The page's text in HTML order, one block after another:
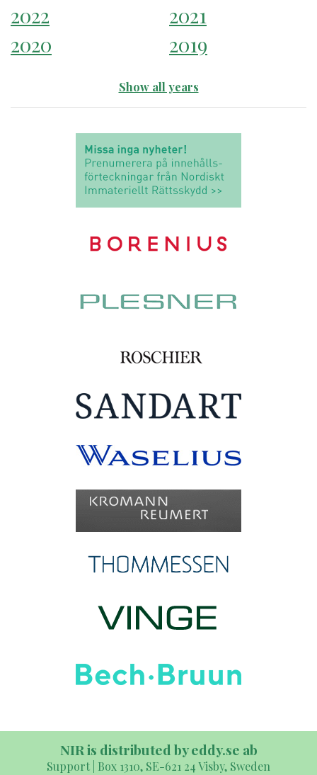
2022
2021
2020
2019
Show all years
NIR is distributed by eddy.se ab
Support | Box 1310, SE-621 24 Visby, Sweden